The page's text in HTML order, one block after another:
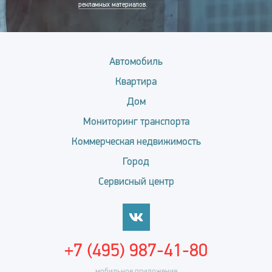
рекламных материалов.
Автомобиль
Квартира
Дом
Мониторинг транспорта
Коммерческая недвижимость
Город
Сервисный центр
+7 (495) 987-41-80